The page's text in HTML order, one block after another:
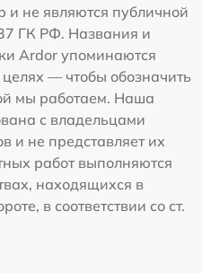
и не являются публичной
ГК РФ. Названия и
Ardor упоминаются
— чтобы обозначить
мы работаем. Наша
с владельцами
и не представляет их
работ выполняются
находящихся в
в соответствии со ст.